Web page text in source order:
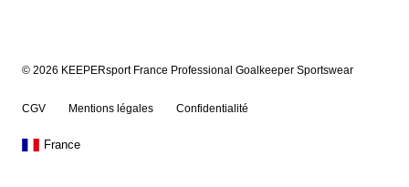
© 2026 KEEPERsport France Professional Goalkeeper Sportswear
CGV Mentions légales Confidentialité
France